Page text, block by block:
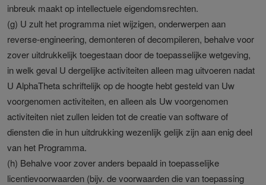
inbreuk maakt op intellectuele eigendomsrechten.
(g) U zult het programma niet wijzigen, onderwerpen aan
reverse-engineering, demonteren of decompileren, behalve voor
zover uitdrukkelijk toegestaan door de toepasselijke wetgeving,
in welk geval U dergelijke activiteiten alleen mag uitvoeren nadat
U AlphaTheta schriftelijk op de hoogte hebt gesteld van Uw
voorgenomen activiteiten, en alleen als Uw voorgenomen
activiteiten niet zullen leiden tot de creatie van software of
diensten die in hun uitdrukking wezenlijk gelijk zijn aan enig deel
van het Programma.
(h) Behalve voor zover anders bepaald in toepasselijke
licentievoorwaarden (bijv. de voorwaarden die van toepassing